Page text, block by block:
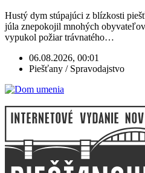
Hustý dym stúpajúci z blízkosti
júla znepokojil mnohých
vypukol požiar trávnatého…
06.08.2026, 00:01
Piešťany / Spravodajstvo